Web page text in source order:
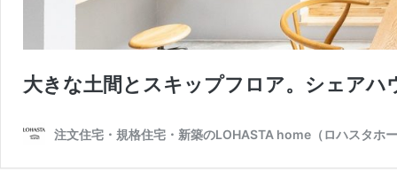
大きな土間とスキップフロア。シェア
注文住宅・規格住宅・新築のLOHASTA home（ロハスタホ